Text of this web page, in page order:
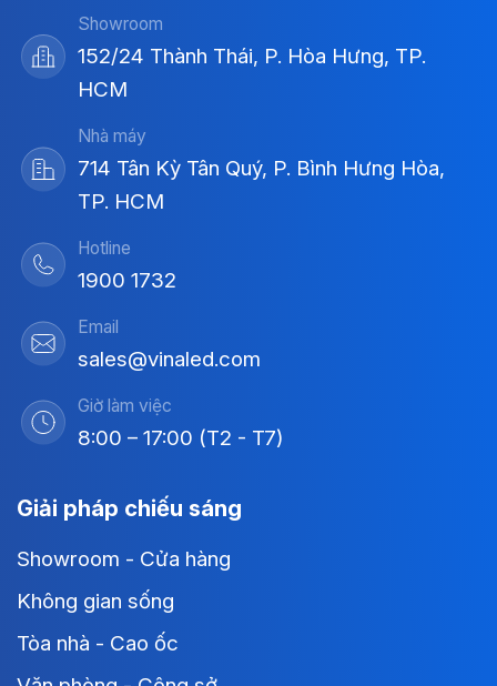
Showroom
152/24 Thành Thái, P. Hòa Hưng, TP.
HCM
Nhà máy
714 Tân Kỳ Tân Quý, P. Bình Hưng Hòa,
TP. HCM
Hotline
1900 1732
Email
sales@vinaled.com
Giờ làm việc
8:00 – 17:00 (T2 - T7)
Giải pháp chiếu sáng
Showroom - Cửa hàng
Không gian sống
Tòa nhà - Cao ốc